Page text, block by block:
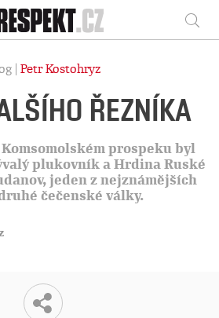
Respekt
| Petr Kostohryz
ŘEZNÍKA
prospeku byl
plukovník a Hrdina Ruské
jeden z nejznámějších
čečenské války.